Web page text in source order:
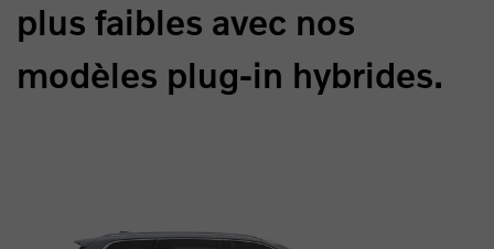
plus faibles avec nos
modèles plug-in hybrides.